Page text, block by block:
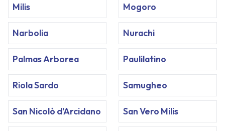
Milis Mogoro
Narbolia Nurachi
Palmas Arborea Paulilatino
Riola Sardo Samugheo
San Nicolò d'Arcidano San Vero Milis